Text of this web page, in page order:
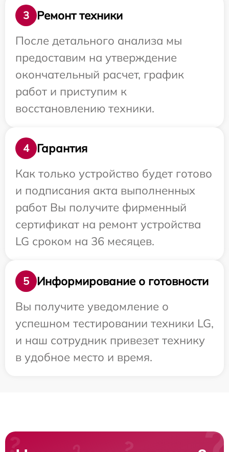
3
Ремонт техники
После детального анализа мы
предоставим на утверждение
окончательный расчет, график
работ и приступим к
восстановлению техники.
4
Гарантия
Как только устройство будет готово
и подписания акта выполненных
работ Вы получите фирменный
сертификат на ремонт устройства
LG сроком на 36 месяцев.
5
Информирование о готовности
Вы получите уведомление о
успешном тестировании техники LG,
и наш сотрудник привезет технику
в удобное место и время.